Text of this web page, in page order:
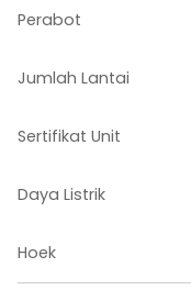
Perabot
Jumlah Lantai
Sertifikat Unit
Daya Listrik
Hoek